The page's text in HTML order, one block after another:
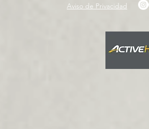
Aviso de Privacidad